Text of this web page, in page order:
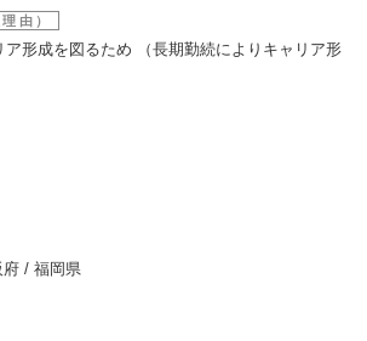
由）
形成を図るため （長期勤続によりキャリア形
/ 福岡県